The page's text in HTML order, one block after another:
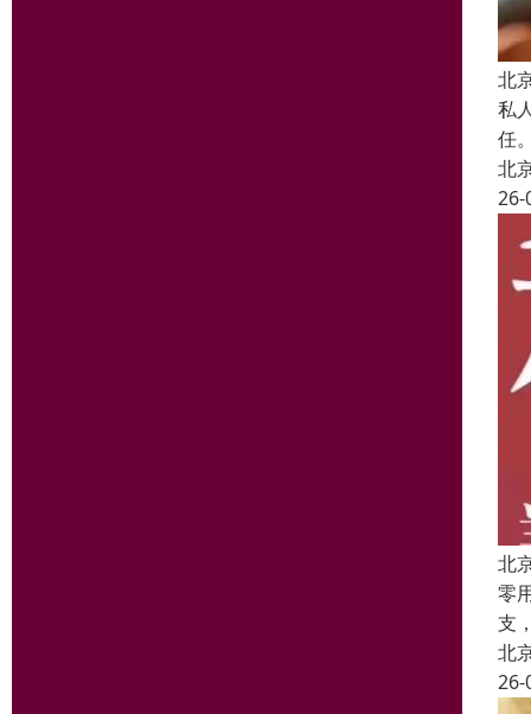
北
私
任
北
26-
北
零
支
北
26-